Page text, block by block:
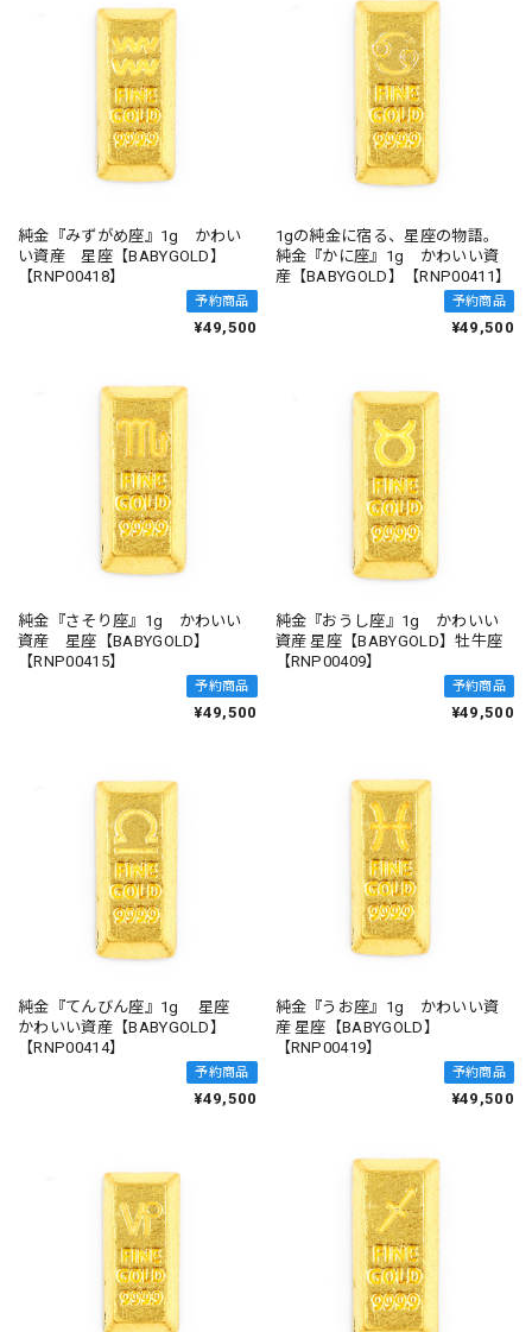
純金『みずがめ座』1g かわい
い資産 星座【BABYGOLD】
【RNP00418】
予約商品
¥49,500
1gの純金に宿る、星座の物語。
純金『かに座』1g かわいい資
産【BABYGOLD】【RNP00411】
予約商品
¥49,500
純金『さそり座』1g かわいい
資産 星座【BABYGOLD】
【RNP00415】
予約商品
¥49,500
純金『おうし座』1g かわいい
資産 星座【BABYGOLD】牡牛座
【RNP00409】
予約商品
¥49,500
純金『てんびん座』1g 星座
かわいい資産【BABYGOLD】
【RNP00414】
予約商品
¥49,500
純金『うお座』1g かわいい資
産 星座【BABYGOLD】
【RNP00419】
予約商品
¥49,500